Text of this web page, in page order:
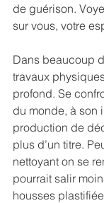
de guérison.
sur vous, votre
Dans beaucoup
travaux
profond. Se
du monde, à son
production de
plus d’un titre.
nettoyant on se
pourrait salir
housses